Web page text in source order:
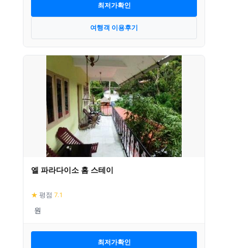
최저가확인
여행객 이용후기
엘 파라다이소 홈 스테이
★ 평점 7.1
최저가확인